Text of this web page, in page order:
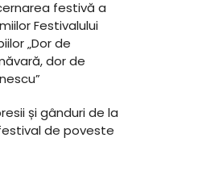
festivă a
Festivalului
„Dor de
dor de
și gânduri de la
de poveste